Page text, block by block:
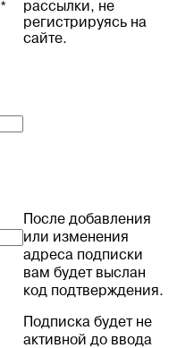
*
рассылки, не
регистрируясь на
сайте.
После добавления
или изменения
адреса подписки
вам будет выслан
код подтверждения.
Подписка будет не
активной до ввода